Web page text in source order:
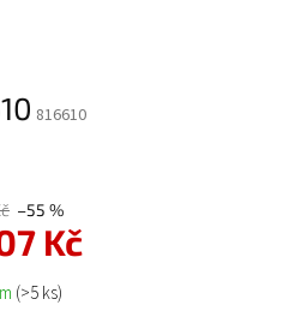
816610
–55 %
Kč
(>5 ks)